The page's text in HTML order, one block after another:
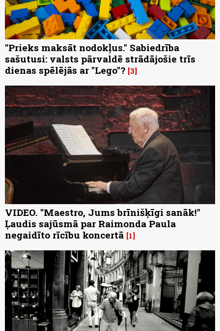
"Prieks maksāt nodokļus." Sabiedrība
sašutusi: valsts pārvaldē strādājošie trīs
dienas spēlējās ar "Lego"? 3
VIDEO. "Maestro, Jums brīnišķīgi sanāk!"
Ļaudis sajūsmā par Raimonda Paula
negaidīto rīcību koncertā 1